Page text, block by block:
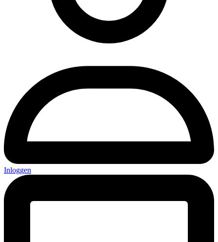
Inloggen